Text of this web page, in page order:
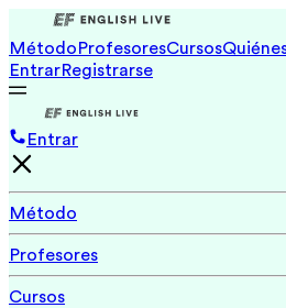
MétodoProfesoresCursos
EntrarRegistrarse
Entrar
Método
Profesores
Cursos